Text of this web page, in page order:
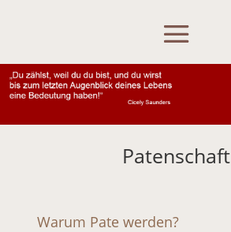
Patenschaft
Warum Pate werden?